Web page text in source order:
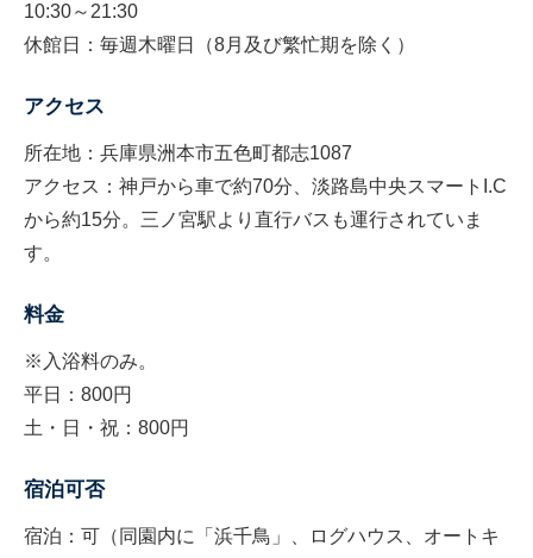
10:30～21:30
休館日：毎週木曜日（8月及び繁忙期を除く）
アクセス
所在地：兵庫県洲本市五色町都志1087
アクセス：神戸から車で約70分、淡路島中央スマートI.C
から約15分。三ノ宮駅より直行バスも運行されていま
す。
料金
※入浴料のみ。
平日：800円
土・日・祝：800円
宿泊可否
宿泊：可（同園内に「浜千鳥」、ログハウス、オートキ